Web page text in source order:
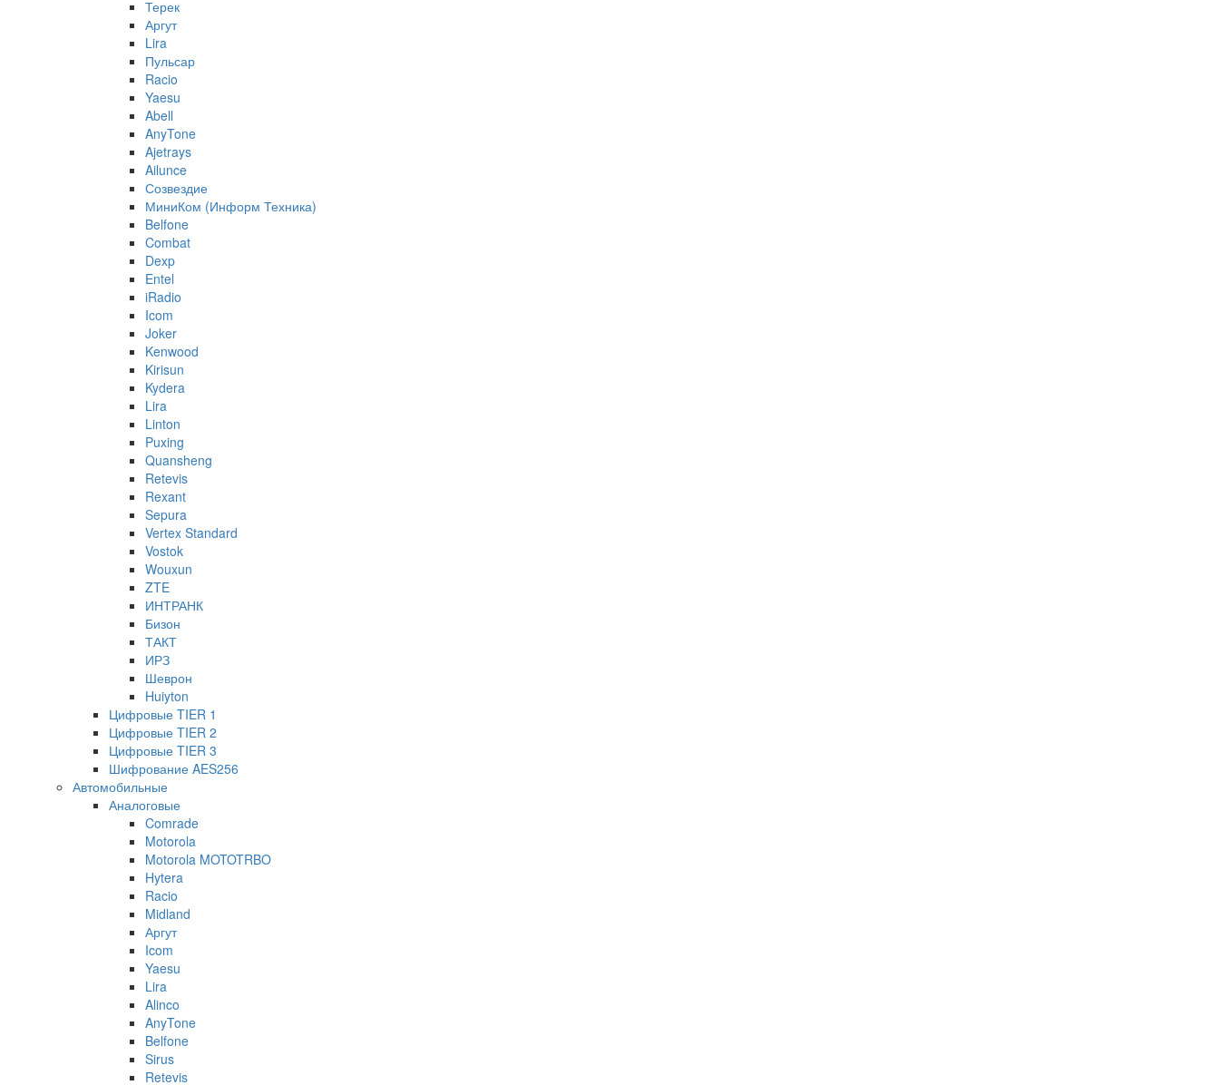
Терек
Аргут
Lira
Пульсар
Racio
Yaesu
Abell
AnyTone
Ajetrays
Ailunce
Созвездие
МиниКом (Информ Техника)
Belfone
Combat
Dexp
Entel
iRadio
Icom
Joker
Kenwood
Kirisun
Kydera
Lira
Linton
Puxing
Quansheng
Retevis
Rexant
Sepura
Vertex Standard
Vostok
Wouxun
ZTE
ИНТРАНК
Бизон
ТАКТ
ИРЗ
Шеврон
Huiyton
Цифровые TIER 1
Цифровые TIER 2
Цифровые TIER 3
Шифрование AES256
Автомобильные
Аналоговые
Comrade
Motorola
Motorola MOTOTRBO
Hytera
Racio
Midland
Аргут
Icom
Yaesu
Lira
Alinco
AnyTone
Belfone
Sirus
Retevis